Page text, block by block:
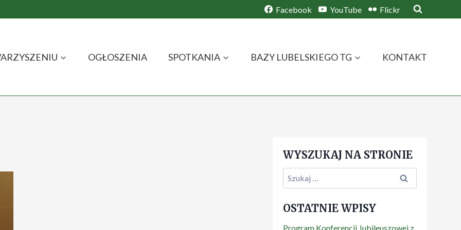
Facebook YouTube Flickr
OGŁOSZENIA SPOTKANIA BAZY LUBELSKIEGO TG KONTAKT
WYSZUKAJ NA STRONIE
Szukaj:
OSTATNIE WPISY
Program Konferencji Jubileuszowej z